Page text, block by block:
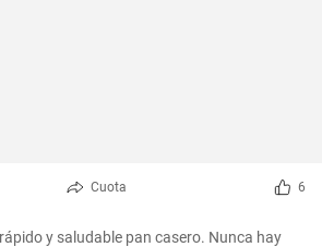
Cuota 6
y saludable pan casero. Nunca hay